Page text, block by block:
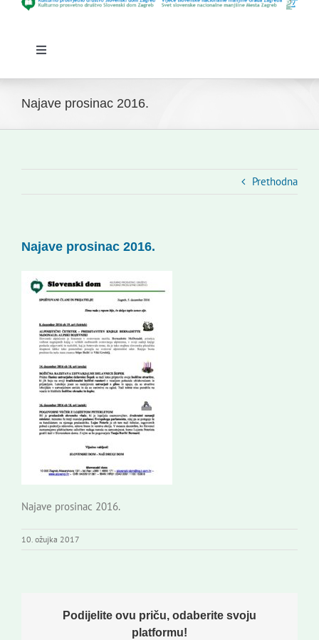
Toggle
Početna
Novosti
Slovenski dom Zagreb
Korisne informacije
Najave prosinac 2016.
Prethodna
Najave prosinac 2016.
Najave prosinac 2016.
10. ožujka 2017
Podijelite ovu priču, odaberite svoju
platformu!